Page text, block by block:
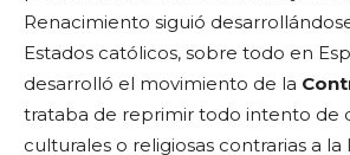
Renacimiento siguió
Estados católicos, sobre todo en
desarrolló el movimiento de la
trataba de reprimir todo intento de
culturales o religiosas contrarias a la